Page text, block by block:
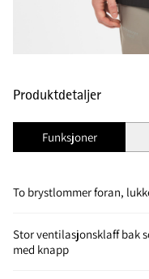
Produktdetaljer
Funksjoner
To brystlommer foran,
Stor ventilasjonsklaff bak
med knapp